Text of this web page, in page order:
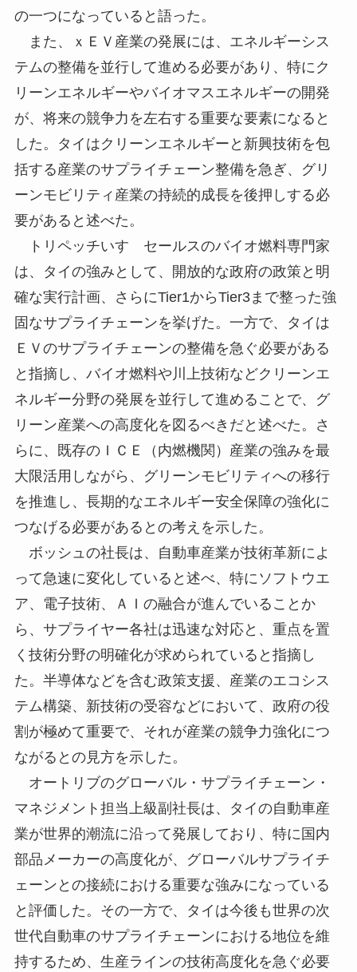
の一つになっていると語った。
また、ｘＥＶ産業の発展には、エネルギーシス
テムの整備を並行して進める必要があり、特にク
リーンエネルギーやバイオマスエネルギーの開発
が、将来の競争力を左右する重要な要素になると
した。タイはクリーンエネルギーと新興技術を包
括する産業のサプライチェーン整備を急ぎ、グリ
ーンモビリティ産業の持続的成長を後押しする必
要があると述べた。
トリペッチいすゞセールスのバイオ燃料専門家
は、タイの強みとして、開放的な政府の政策と明
確な実行計画、さらにTier1からTier3まで整った強
固なサプライチェーンを挙げた。一方で、タイは
ＥＶのサプライチェーンの整備を急ぐ必要がある
と指摘し、バイオ燃料や川上技術などクリーンエ
ネルギー分野の発展を並行して進めることで、グ
リーン産業への高度化を図るべきだと述べた。さ
らに、既存のＩＣＥ（内燃機関）産業の強みを最
大限活用しながら、グリーンモビリティへの移行
を推進し、長期的なエネルギー安全保障の強化に
つなげる必要があるとの考えを示した。
ボッシュの社長は、自動車産業が技術革新によ
って急速に変化していると述べ、特にソフトウエ
ア、電子技術、ＡＩの融合が進んでいることか
ら、サプライヤー各社は迅速な対応と、重点を置
く技術分野の明確化が求められていると指摘し
た。半導体などを含む政策支援、産業のエコシス
テム構築、新技術の受容などにおいて、政府の役
割が極めて重要で、それが産業の競争力強化につ
ながるとの見方を示した。
オートリブのグローバル・サプライチェーン・
マネジメント担当上級副社長は、タイの自動車産
業が世界的潮流に沿って発展しており、特に国内
部品メーカーの高度化が、グローバルサプライチ
ェーンとの接続における重要な強みになっている
と評価した。その一方で、タイは今後も世界の次
世代自動車のサプライチェーンにおける地位を維
持するため、生産ラインの技術高度化を急ぐ必要